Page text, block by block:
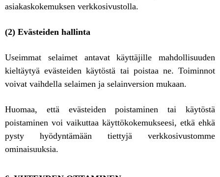
asiakaskokemuksen verkkosivustolla.
(2) Evästeiden hallinta
Useimmat selaimet antavat käyttäjille mahdollisuuden
kieltäytyä evästeiden käytöstä tai poistaa ne. Toiminnot
voivat vaihdella selaimen ja selainversion mukaan.
Huomaa, että evästeiden poistaminen tai käytöstä
poistaminen voi vaikuttaa käyttökokemukseesi, etkä ehkä
pysty hyödyntämään tiettyjä verkkosivustomme
ominaisuuksia.